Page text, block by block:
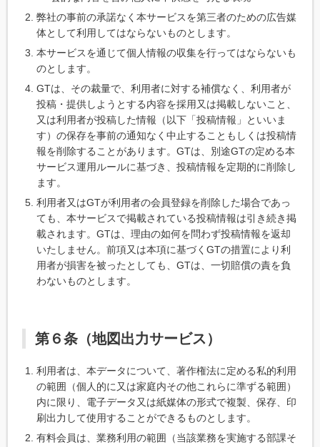
弊社の事前の承諾なく本サービスを第三者のための広告媒
体として利用してはならないものとします。
本サービスを通じて個人情報の収集を行ってはならないも
のとします。
GTは、その裁量で、利用者に対する補償なく、利用者が
投稿・提供しようとする内容を採用又は掲載しないこと、
又は利用者が投稿した情報（以下「投稿情報」といいま
す）の保存を事前の通知なく中止することもしくは投稿情
報を削除することがあります。GTは、別途GTの定める本
サービス運用ルールに基づき、投稿情報を定期的に削除し
ます。
利用者又はGTが利用者の会員登録を削除した場合であっ
ても、本サービスで掲載されている投稿情報は引き続き掲
載されます。GTは、理由の如何を問わず投稿情報を返却
いたしません。前項又は本項に基づくGTの措置により利
用者が損害を被ったとしても、GTは、一切賠償の責を負
わないものとします。
第６条（地図出力サービス）
利用者は、本データについて、著作権法に定める私的利用
の範囲（個人的に又は家庭内その他これらに準ずる範囲）
内に限り、電子データ又は紙媒体の形式で複製、保存、印
刷出力して使用することができるものとします。
有料会員は、業務利用の範囲（当該業務を実施する部課そ